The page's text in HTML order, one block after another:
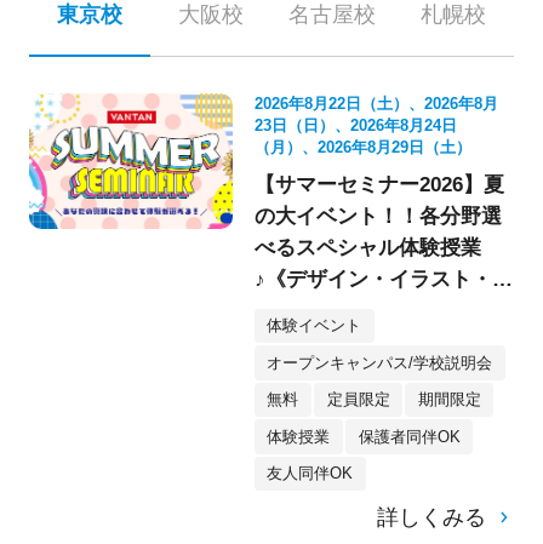
東京校 大阪校 名古屋校 札幌校
2026年8月22日（土）、2026年8月
23日（日）、2026年8月24日
（月）、2026年8月29日（土）
【サマーセミナー2026】夏
の大イベント！！各分野選
べるスペシャル体験授業
♪《デザイン・イラスト・映
体験イベント
オープンキャンパス/学校説明会
無料 定員限定 期間限定
体験授業 保護者同伴OK
友人同伴OK
詳しくみる